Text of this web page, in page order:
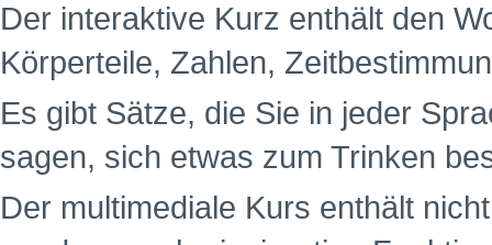
Der interaktive Kurz enthält den
Körperteile, Zahlen,
Es gibt Sätze, die Sie in jeder
sagen, sich etwas zum Trinken
Der multimediale Kurs enthält